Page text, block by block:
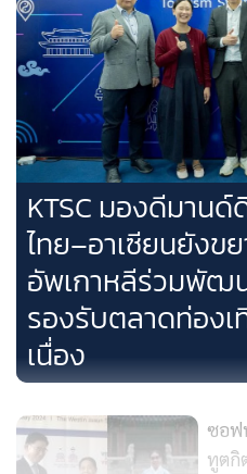
รายการ ซึ่งช่วยให้โซลูชันจาก
ทดลองไปสู่การใช้งานจริงในตล
สำหรับปี 2569 KTSC กรุงเท
ประเทศไทยเป็นหลัก โดยเดิน
ในระดับปฏิบัติการ การเชื่อมต่
อุตสาหกรรม และการเข้าร่วมกิ
Day เพื่อให้การพัฒนา
ของธุรกิจท่องเที่ยวมากขึ้น
“ในมุมของ KTSC การแข่งขันข
ก้าวเข้าสู่ช่วงที่เทคโนโลยีไม่ใช่
มือที่ผู้ประกอบการต้องใช้เพื่อท
ตลาดระยะต่อไปอย่างชัดเจน”
KTSC มองดีมาน
ไทย–อาเซียนยังข
อัพเกาหลีร่วมพัฒ
รองรับตลาดท่องเ
เนื่อง
ซอฟ
ทูตกิ